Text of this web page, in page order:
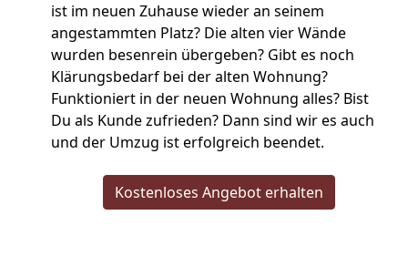
ist im neuen Zuhause wieder an seinem
angestammten Platz? Die alten vier Wände
wurden besenrein übergeben? Gibt es noch
Klärungsbedarf bei der alten Wohnung?
Funktioniert in der neuen Wohnung alles? Bist
Du als Kunde zufrieden? Dann sind wir es auch
und der Umzug ist erfolgreich beendet.
Kostenloses Angebot erhalten